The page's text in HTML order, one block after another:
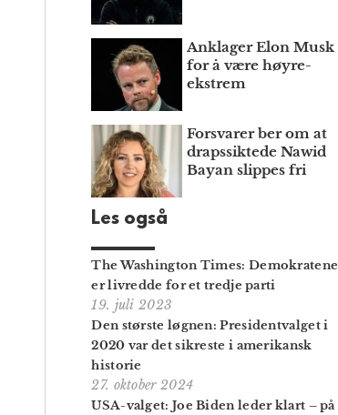
Anklager Elon Musk
for å være høyre­
ekstrem
Forsvarer ber om at
draps­siktede Nawid
Bayan slippes fri
Les også
The Washington Times: Demokratene
er livredde for et tredje parti
19. juli 2023
Den største løgnen: Presidentvalget i
2020 var det sikreste i amerikansk
historie
27. oktober 2024
USA-valget: Joe Biden leder klart – på